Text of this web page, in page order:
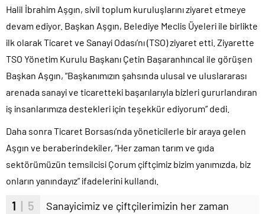
Halil İbrahim Aşgın, sivil toplum kuruluşlarını ziyaret etmeye
devam ediyor. Başkan Aşgın, Belediye Meclis Üyeleri ile birlikte
ilk olarak Ticaret ve Sanayi Odası’nı (TSO) ziyaret etti. Ziyarette
TSO Yönetim Kurulu Başkanı Çetin Başaranhıncal ile görüşen
Başkan Aşgın, “Başkanımızın şahsında ulusal ve uluslararası
arenada sanayi ve ticaretteki başarılarıyla bizleri gururlandıran
iş insanlarımıza destekleri için teşekkür ediyorum” dedi.
Daha sonra Ticaret Borsası’nda yöneticilerle bir araya gelen
Aşgın ve beraberindekiler, “Her zaman tarım ve gıda
sektörümüzün temsilcisi Çorum çiftçimiz bizim yanımızda, biz
onların yanındayız” ifadelerini kullandı.
1 | 5
Sanayicimiz ve çiftçilerimizin her zaman